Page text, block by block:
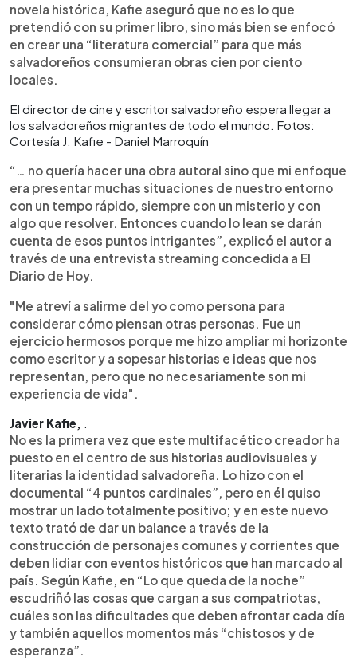
novela histórica, Kafie aseguró que no es lo que
pretendió con su primer libro, sino más bien se enfocó
en crear una “literatura comercial” para que más
salvadoreños consumieran obras cien por ciento
locales.
El director de cine y escritor salvadoreño espera llegar a
los salvadoreños migrantes de todo el mundo. Fotos:
Cortesía J. Kafie - Daniel Marroquín
“… no quería hacer una obra autoral sino que mi enfoque
era presentar muchas situaciones de nuestro entorno
con un tempo rápido, siempre con un misterio y con
algo que resolver. Entonces cuando lo lean se darán
cuenta de esos puntos intrigantes”, explicó el autor a
través de una entrevista streaming concedida a El
Diario de Hoy.
"Me atreví a salirme del yo como persona para
considerar cómo piensan otras personas. Fue un
ejercicio hermosos porque me hizo ampliar mi horizonte
como escritor y a sopesar historias e ideas que nos
representan, pero que no necesariamente son mi
experiencia de vida".
Javier Kafie,
No es la primera vez que este multifacético creador ha
puesto en el centro de sus historias audiovisuales y
literarias la identidad salvadoreña. Lo hizo con el
documental “4 puntos cardinales”, pero en él quiso
mostrar un lado totalmente positivo; y en este nuevo
texto trató de dar un balance a través de la
construcción de personajes comunes y corrientes que
deben lidiar con eventos históricos que han marcado al
país. Según Kafie, en “Lo que queda de la noche”
escudriñó las cosas que cargan a sus compatriotas,
cuáles son las dificultades que deben afrontar cada día
y también aquellos momentos más “chistosos y de
esperanza”.